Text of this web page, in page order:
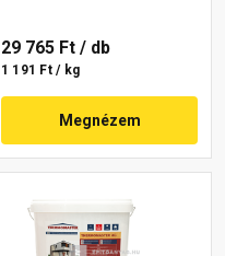
29 765 Ft / db
1 191 Ft / kg
Megnézem